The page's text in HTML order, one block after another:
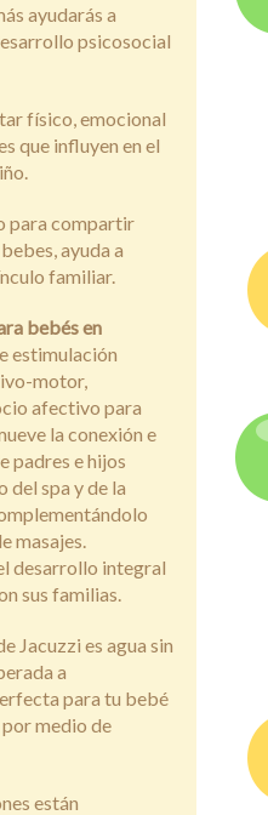
ayudarás a
psicosocial
físico, emocional
que influyen en el
para compartir
ayuda a
familiar.
bebés en
estimulación
motor,
afectivo para
la conexión e
padres e hijos
del spa y de la
masajes.
desarrollo integral
sus familias.
Jacuzzi es agua sin
a
para tu bebé
medio de
están